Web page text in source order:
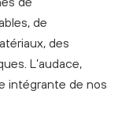
de
des
L’audace,
intégrante de nos